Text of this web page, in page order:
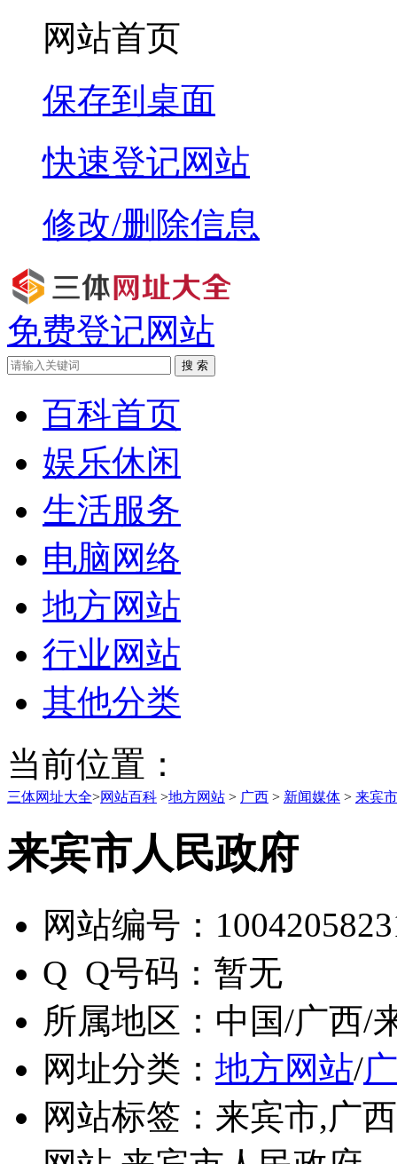
网站首页
保存到桌面
快速登记网站
修改/删除信息
免费登记网站
搜 索
百科首页
娱乐休闲
生活服务
电脑网络
地方网站
行业网站
其他分类
当前位置：
三体网址大全>网站百科 >地方网站 > 广西 > 新闻媒体 > 来宾
来宾市人民政府
网站编号：
Q Q号码： 暂无
所属地区： 中国/广西/
网址分类： 地方网站/
网站标签： 来宾市,广